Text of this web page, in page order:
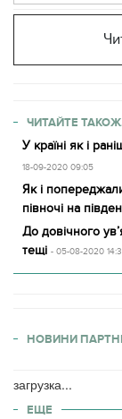
ЧИТАЙТЕ
У країні як і
18-09-2020 09:05
Як і
півночі на
До довічного
тещі - 05-08-2020
НОВИНИ
загрузка...
ЕЩЕ